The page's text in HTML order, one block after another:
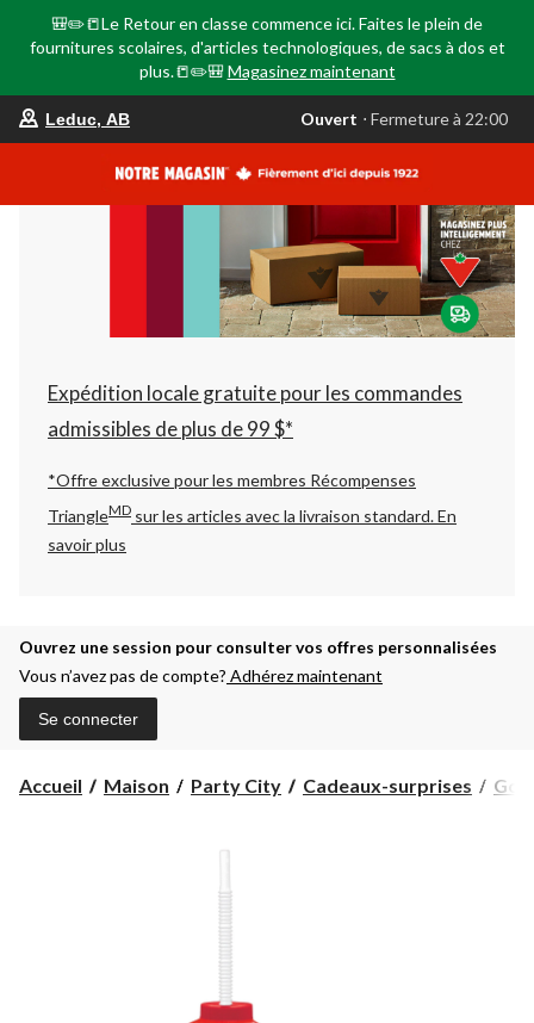
🎒✏️📒Le Retour en classe commence ici. Faites le plein de
fournitures scolaires, d'articles technologiques, de sacs à dos et
plus.📒✏️🎒 Magasinez maintenant
votre
est
AB,
Ouvert,
Fermeture
à
22:00
changer
Leduc, AB Ouvert ⋅ Fermeture à 22:00
Expédition locale gratuite pour les commandes
admissibles de plus de 99 $*
*Offre exclusive pour les membres Récompenses
TriangleMD sur les articles avec la livraison standard.En
savoir plus
Ouvrez une session pour consulter vos offres personnalisées
Vous n’avez pas de compte? Adhérez maintenant
Se connecter
Accueil Maison Party City Cadeaux-surprises